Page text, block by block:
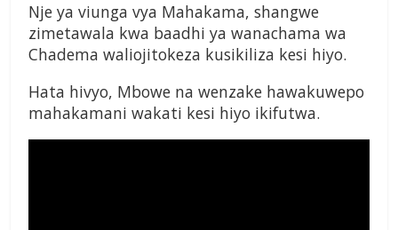
Nje ya viunga vya Mahakama, shangwe
zimetawala kwa baadhi ya wanachama wa
Chadema waliojitokeza kusikiliza kesi hiyo.
Hata hivyo, Mbowe na wenzake hawakuwepo
mahakamani wakati kesi hiyo ikifutwa.